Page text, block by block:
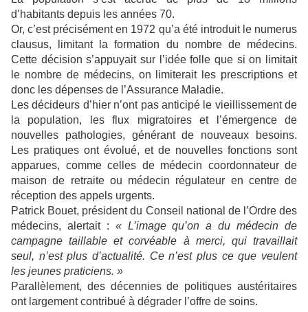
d’habitants depuis les années 70.
Or, c’est précisément en 1972 qu’a été introduit le numerus
clausus, limitant la formation du nombre de médecins.
Cette décision s’appuyait sur l’idée folle que si on limitait
le nombre de médecins, on limiterait les prescriptions et
donc les dépenses de l’Assurance Maladie.
Les décideurs d’hier n’ont pas anticipé le vieillissement de
la population, les flux migratoires et l’émergence de
nouvelles pathologies, générant de nouveaux besoins.
Les pratiques ont évolué, et de nouvelles fonctions sont
apparues, comme celles de médecin coordonnateur de
maison de retraite ou médecin régulateur en centre de
réception des appels urgents.
Patrick Bouet, président du Conseil national de l’Ordre des
médecins, alertait : « L’image qu’on a du médecin de
campagne taillable et corvéable à merci, qui travaillait
seul, n’est plus d’actualité. Ce n’est plus ce que veulent
les jeunes praticiens. »
Parallèlement, des décennies de politiques austéritaires
ont largement contribué à dégrader l’offre de soins.